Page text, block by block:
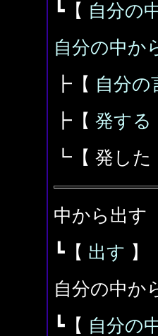
┗【 自分の
自分の中か
┣【 自分の
┣【 発する
┗【 発した
中から出す
┗【 出す 】
自分の中か
┗【 自分の